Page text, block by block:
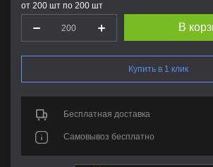
от 200 шт по 200 шт
В
Купить в 1 клик
Бесплатная доставка
Самовывоз бесплатно